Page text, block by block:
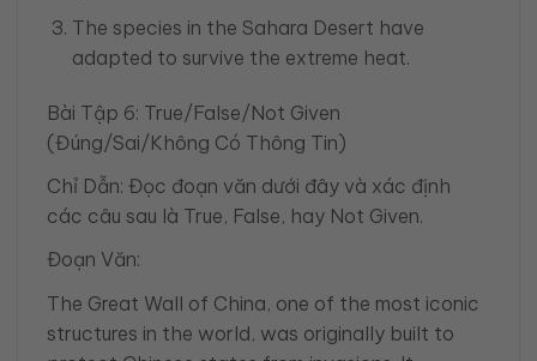
The species in the Sahara Desert have
adapted to survive the extreme heat.
Bài Tập 6: True/False/Not Given
(Đúng/Sai/Không Có Thông Tin)
Chỉ Dẫn: Đọc đoạn văn dưới đây và xác định
các câu sau là True, False, hay Not Given.
Đoạn Văn:
The Great Wall of China, one of the most iconic
structures in the world, was originally built to